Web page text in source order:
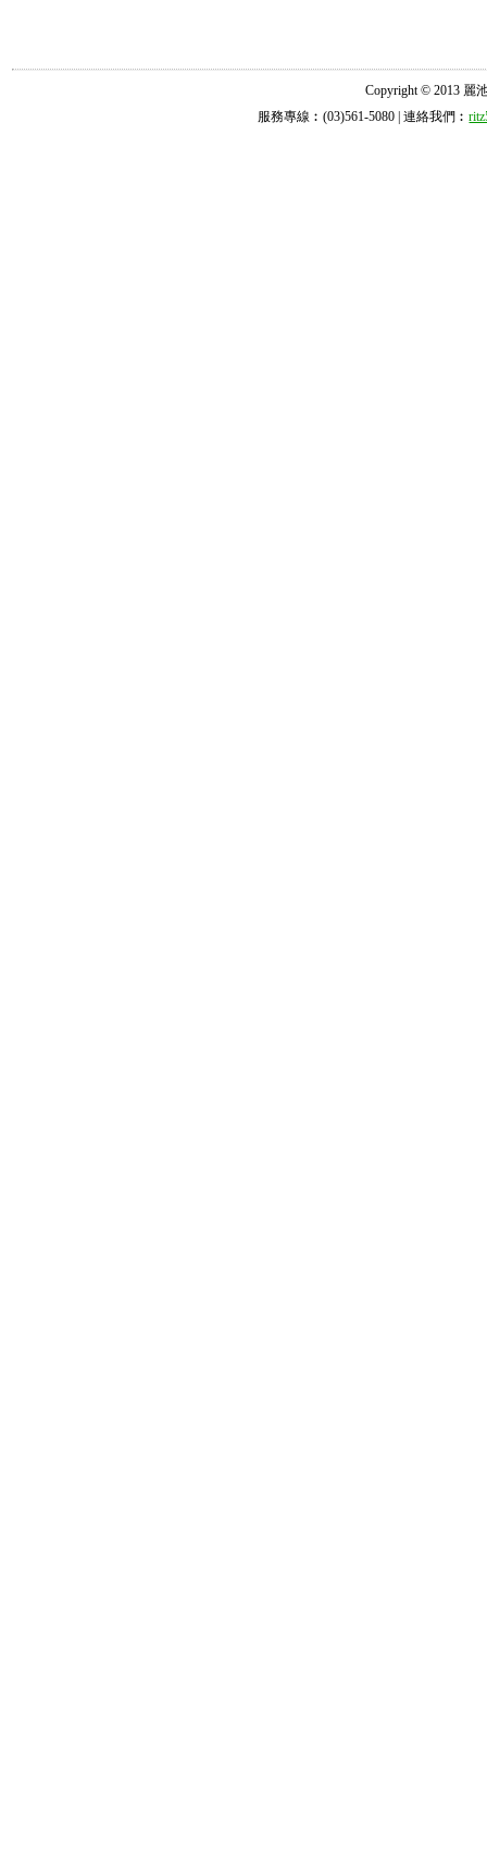
Copyright © 2013 麗
服務專線︰(03)561-5080 | 連絡我們︰